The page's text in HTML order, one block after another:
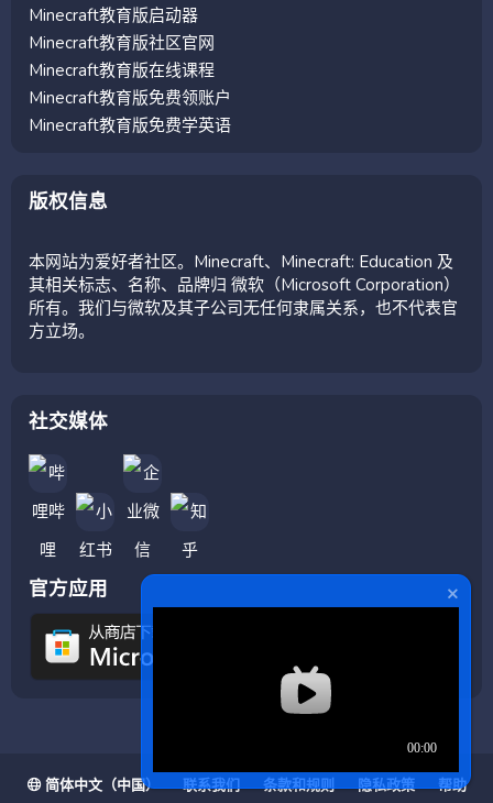
Minecraft教育版启动器
Minecraft教育版社区官网
Minecraft教育版在线课程
Minecraft教育版免费领账户
Minecraft教育版免费学英语
版权信息
本网站为爱好者社区。Minecraft、Minecraft: Education 及
其相关标志、名称、品牌归 微软（Microsoft Corporation）
所有。我们与微软及其子公司无任何隶属关系，也不代表官
方立场。
社交媒体
官方应用
简体中文（中国） 联系我们 条款和规则 隐私政策 帮助